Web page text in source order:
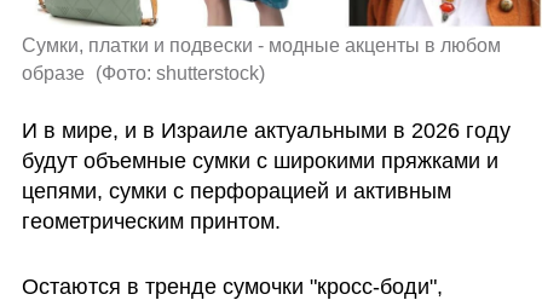
Сумки, платки и подвески - модные акценты в любом
образе
(Фото: shutterstock)
И в мире, и в Израиле актуальными в 2026 году
будут объемные сумки с широкими пряжками и
цепями, сумки с перфорацией и активным
геометрическим принтом.
Остаются в тренде сумочки "кросс-боди",